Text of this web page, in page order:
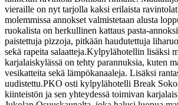
vieraille on nyt tarjolla kaksi erilaista
molemmissa annokset valmistetaan alusta
ruokalista on herkullinen kattaus pasta-
paistettuja pizzoja, pitkään haudutettuja
sekä rapeita salaatteja.Kylpylähotellin lisäksi
karjalaiskylässä on tehty parannuksia, kuten
vesikatteita sekä lämpökanaaleja. Lisäksi
uudistettu.PKO osti kylpylähotelli Break
kiinteistön ja sen yhteydessä toimivan